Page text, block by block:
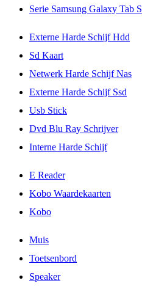
Serie Samsung Galaxy Tab S
Externe Harde Schijf Hdd
Sd Kaart
Netwerk Harde Schijf Nas
Externe Harde Schijf Ssd
Usb Stick
Dvd Blu Ray Schrijver
Interne Harde Schijf
E Reader
Kobo Waardekaarten
Kobo
Muis
Toetsenbord
Speaker